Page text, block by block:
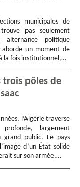
municipales de
pas seulement
alternance politique
aborde un moment de
la fois institutionnel,…
trois pôles de
l’Algérie traverse
largement
grand public. Le pays
d’un État solide
sur son armée,…